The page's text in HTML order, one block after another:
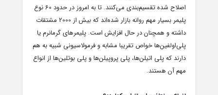
اصلاح شده تقسیم‌بندی می‌کنند. تا به امروز در حدود 60 نوع
پلیمر بسیار مهم روانه بازار شده‌اند که بیش از 2000 مشتقات
داشته‌ و همچنان در حال افزایش است. پلیمرهای گرمانرم یا
پلی‌اولفین‌ها خواص تقریبا مشابه و فرمولاسیونی شبیه به هم
دارند که پلی اتیلن‌ها، پلی پروپیلن‌ها و پلی بوتلین‌ها از انواع
مهم آن هستند.